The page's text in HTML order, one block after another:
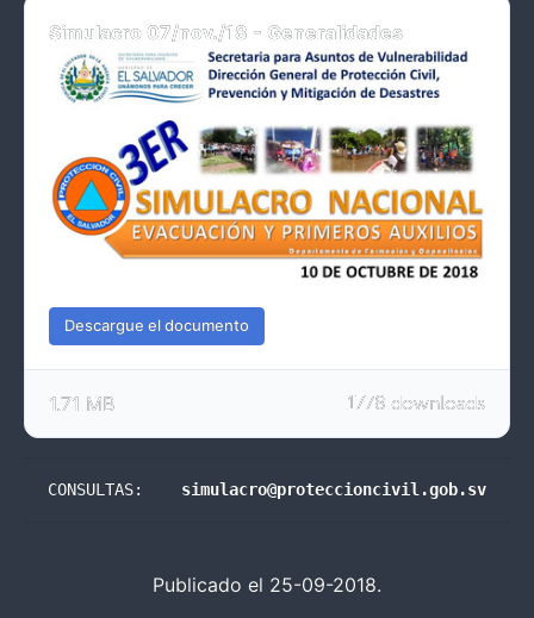
Simulacro 07/nov./18 - Generalidades
Descargue el documento
1778 downloads
1.71 MB
CONSULTAS: simulacro@proteccioncivil.gob.sv
Publicado el 25-09-2018.